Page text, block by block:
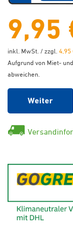
9,95
inkl. MwSt. / zzgl. 4,95
Aufgrund von Miet-
abweichen.
Weiter